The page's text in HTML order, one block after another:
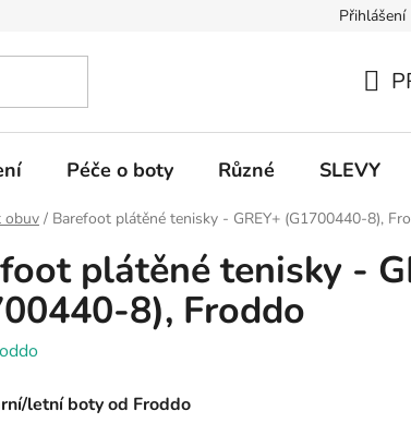
Informace k on-
Přihlášení
KOŠÍK
Péče o boty Různé SLEVY
obuv / Barefoot plátěné tenisky - GREY+ (G1700440-8),
plátěné tenisky -
8), Froddo
letní boty od Froddo